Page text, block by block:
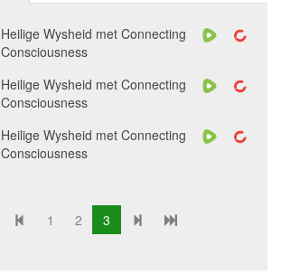
Heilige Wysheid met Connecting
Consciousness
Heilige Wysheid met Connecting
Consciousness
Heilige Wysheid met Connecting
Consciousness
1 2 3